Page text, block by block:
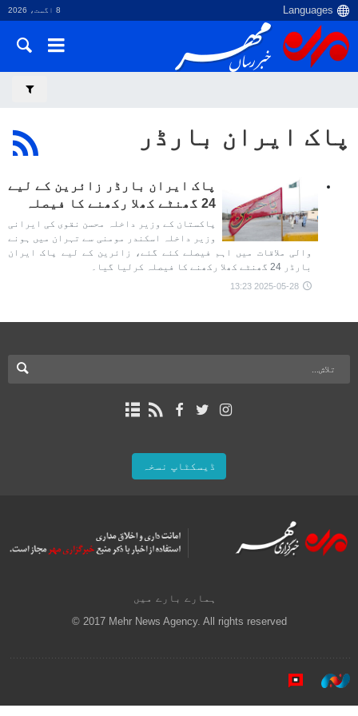
8 اگست، 2026
پاک ایران بارڈر
پاک ایران بارڈر زائرین کے لیے
24 گھنٹے کھلا رکھنے کا فیصلہ
پاکستان کے وزیر داخلہ محسن نقوی کی ایرانی
وزیر داخلہ اسکندر مومنی سے تہران میں ہونے
والی ملاقات میں اہم فیصلے کئے گئے، زائرین کے لیے پاک ایران
بارڈر 24 گھنٹے کھلا رکھنے کا فیصلہ کرلیا گیا۔
2025-05-28 13:23
ڈیسکٹاپ نسخہ
ہمارے بارے میں
© 2017 Mehr News Agency. All rights reserved